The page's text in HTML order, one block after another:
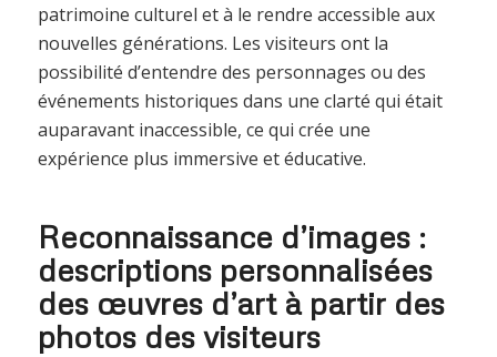
patrimoine culturel et à le rendre accessible aux
nouvelles générations. Les visiteurs ont la
possibilité d’entendre des personnages ou des
événements historiques dans une clarté qui était
auparavant inaccessible, ce qui crée une
expérience plus immersive et éducative.
Reconnaissance d’images :
descriptions personnalisées
des œuvres d’art à partir des
photos des visiteurs